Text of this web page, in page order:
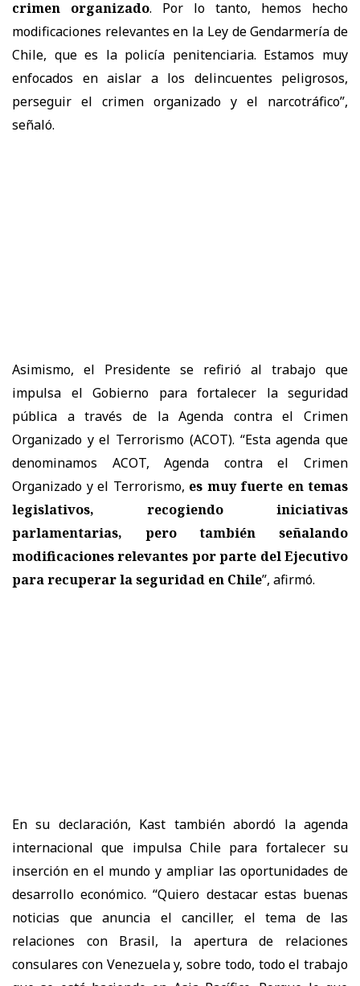
crimen organizado. Por lo tanto, hemos hecho
modificaciones relevantes en la Ley de Gendarmería de
Chile, que es la policía penitenciaria. Estamos muy
enfocados en aislar a los delincuentes peligrosos,
perseguir el crimen organizado y el narcotráfico”,
señaló.
Asimismo, el Presidente se refirió al trabajo que
impulsa el Gobierno para fortalecer la seguridad
pública a través de la Agenda contra el Crimen
Organizado y el Terrorismo (ACOT). “Esta agenda que
denominamos ACOT, Agenda contra el Crimen
Organizado y el Terrorismo, es muy fuerte en temas
legislativos, recogiendo iniciativas
parlamentarias, pero también señalando
modificaciones relevantes por parte del Ejecutivo
para recuperar la seguridad en Chile”, afirmó.
En su declaración, Kast también abordó la agenda
internacional que impulsa Chile para fortalecer su
inserción en el mundo y ampliar las oportunidades de
desarrollo económico. “Quiero destacar estas buenas
noticias que anuncia el canciller, el tema de las
relaciones con Brasil, la apertura de relaciones
consulares con Venezuela y, sobre todo, todo el trabajo